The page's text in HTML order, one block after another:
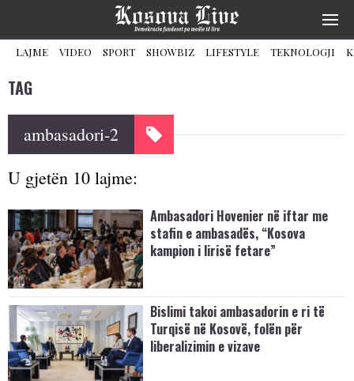
LAJME VIDEO SPORT SHOWBIZ LIFESTYLE TEKNOLOGJI
TAG
ambasadori-2
U gjetën 10 lajme:
Ambasadori Hovenier në iftar me
stafin e ambasadës, “Kosova
kampion i lirisë fetare”
Bislimi takoi ambasadorin e ri të
Turqisë në Kosovë, folën për
liberalizimin e vizave